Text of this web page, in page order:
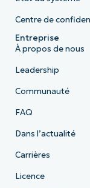
Centre de
Entreprise
À propos de nous
Leadership
Communauté
FAQ
Dans l’actualité
Carrières
Licence